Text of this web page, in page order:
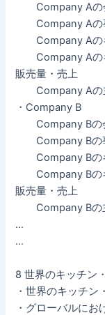
Company Aの
Company Aの
Company Aの
Company Aの
販売量・売上
Company Aの
・Company B
Company Bの
Company Bの
Company Bの
Company Bの
販売量・売上
Company Bの
…
…
8 世界のキッチン
・世界のキッチン
・グローバルに